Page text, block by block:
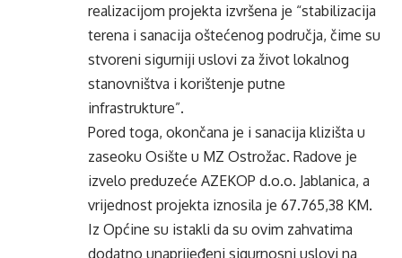
realizacijom projekta izvršena je “stabilizacija
terena i sanacija oštećenog područja, čime su
stvoreni sigurniji uslovi za život lokalnog
stanovništva i korištenje putne
infrastrukture”.
Pored toga, okončana je i sanacija klizišta u
zaseoku Osište u MZ Ostrožac. Radove je
izvelo preduzeće AZEKOP d.o.o. Jablanica, a
vrijednost projekta iznosila je 67.765,38 KM.
Iz Općine su istakli da su ovim zahvatima
dodatno unaprijeđeni sigurnosni uslovi na